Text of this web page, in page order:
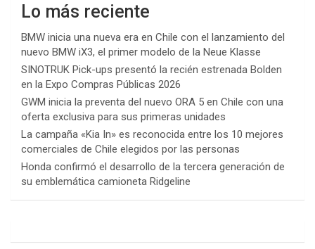
Lo más reciente
BMW inicia una nueva era en Chile con el lanzamiento del
nuevo BMW iX3, el primer modelo de la Neue Klasse
SINOTRUK Pick-ups presentó la recién estrenada Bolden
en la Expo Compras Públicas 2026
GWM inicia la preventa del nuevo ORA 5 en Chile con una
oferta exclusiva para sus primeras unidades
La campaña «Kia In» es reconocida entre los 10 mejores
comerciales de Chile elegidos por las personas
Honda confirmó el desarrollo de la tercera generación de
su emblemática camioneta Ridgeline